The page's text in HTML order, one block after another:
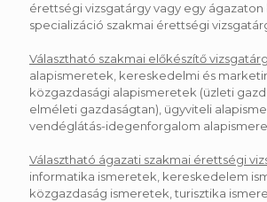
érettségi vizsgatárgy vagy egy ágazaton
specializáció szakmai érettségi
Választható szakmai előkészítő
alapismeretek, kereskedelmi és
közgazdasági alapismeretek (üzleti
elméleti gazdaságtan), ügyviteli
vendéglátás-idegenforgalom
Választható ágazati szakmai érettségi
informatika ismeretek, kereskedelem
közgazdaság ismeretek, turisztika